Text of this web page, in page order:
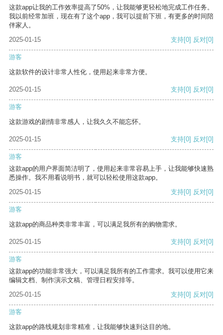
这款app让我的工作效率提高了50%，让我能够更轻松地完成工作任务。
我以前经常加班，现在有了这个app，我可以提前下班，有更多的时间陪
伴家人。
2025-01-15
支持[0] 反对[0]
游客
这款软件的设计非常人性化，使用起来非常方便。
2025-01-15 支持[0] 反对[0]
游客
这款游戏的剧情非常感人，让我久久不能忘怀。
2025-01-15 支持[0] 反对[0]
游客
这款app的用户界面简洁明了，使用起来非常容易上手，让我能够快速熟
悉操作。我不用看说明书，就可以轻松使用这款app。
2025-01-15
支持[0] 反对[0]
游客
这款app的商品种类非常丰富，可以满足我所有的购物需求。
2025-01-15 支持[0] 反对[0]
游客
这款app的功能非常强大，可以满足我所有的工作需求。我可以使用它来
编辑文档、制作演示文稿、管理日程安排等。
2025-01-15
支持[0] 反对[0]
游客
这款app的路线规划非常精准，让我能够快速到达目的地。